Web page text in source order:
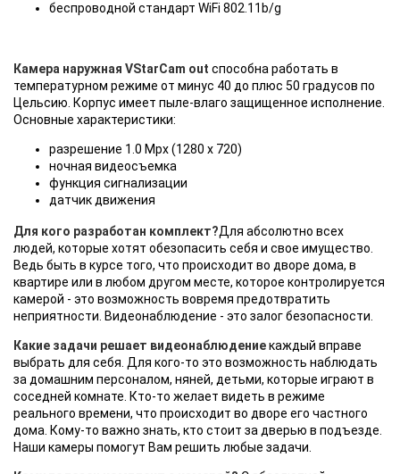
беспроводной стандарт WiFi 802.11b/g
Камера наружная VStarCam out способна работать в
температурном режиме от минус 40 до плюс 50 градусов по
Цельсию. Корпус имеет пыле-влаго защищенное исполнение.
Основные характеристики:
разрешение 1.0 Мрх (1280 х 720)
ночная видеосъемка
функция сигнализации
датчик движения
Для кого разработан комплект?Для абсолютно всех
людей, которые хотят обезопасить себя и свое имущество.
Ведь быть в курсе того, что происходит во дворе дома, в
квартире или в любом другом месте, которое контролируется
камерой - это возможность вовремя предотвратить
неприятности. Видеонаблюдение - это залог безопасности.
Какие задачи решает видеонаблюдениекаждый вправе
выбрать для себя. Для кого-то это возможность наблюдать
за домашним персоналом, няней, детьми, которые играют в
соседней комнате. Кто-то желает видеть в режиме
реального времени, что происходит во дворе его частного
дома. Кому-то важно знать, кто стоит за дверью в подъезде.
Наши камеры помогут Вам решить любые задачи.